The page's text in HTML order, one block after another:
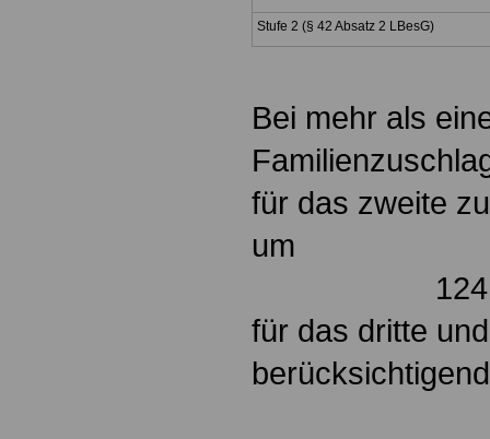
Stufe 2 (§ 42 Absatz 2 LBesG)
Bei mehr als
für das zweite
124,06
für das dritte